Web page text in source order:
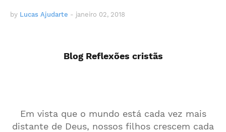
by Lucas Ajudarte - janeiro 02, 2018
Blog Reflexões cristãs
Em vista que o mundo está cada vez mais
distante de Deus, nossos filhos crescem cada